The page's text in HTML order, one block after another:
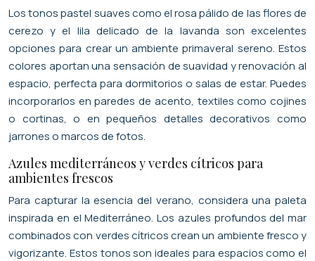
Los tonos pastel suaves como el rosa pálido de las flores de
cerezo y el lila delicado de la lavanda son excelentes
opciones para crear un ambiente primaveral sereno. Estos
colores aportan una sensación de suavidad y renovación al
espacio, perfecta para dormitorios o salas de estar. Puedes
incorporarlos en paredes de acento, textiles como cojines
o cortinas, o en pequeños detalles decorativos como
jarrones o marcos de fotos.
Azules mediterráneos y verdes cítricos para
ambientes frescos
Para capturar la esencia del verano, considera una paleta
inspirada en el Mediterráneo. Los azules profundos del mar
combinados con verdes cítricos crean un ambiente fresco y
vigorizante. Estos tonos son ideales para espacios como el